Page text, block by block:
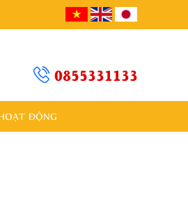
0855331133
ĐỘNG